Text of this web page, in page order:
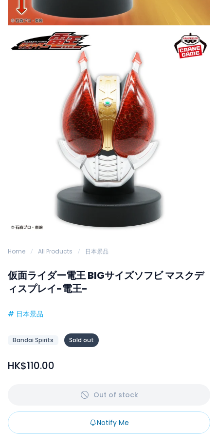
Home All Products 日本景品
仮面ライダー電王 BIGサイズソフビ マスクデ
ィスプレイ-電王-
# 日本景品
Bandai Spirits Sold out
HK$110.00
Out of stock
Notify Me